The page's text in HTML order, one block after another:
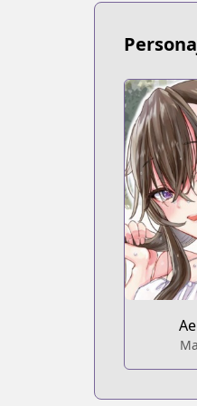
https://